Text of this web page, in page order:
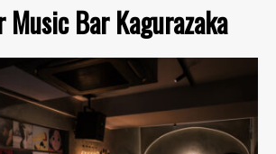
Music Bar Kagurazaka